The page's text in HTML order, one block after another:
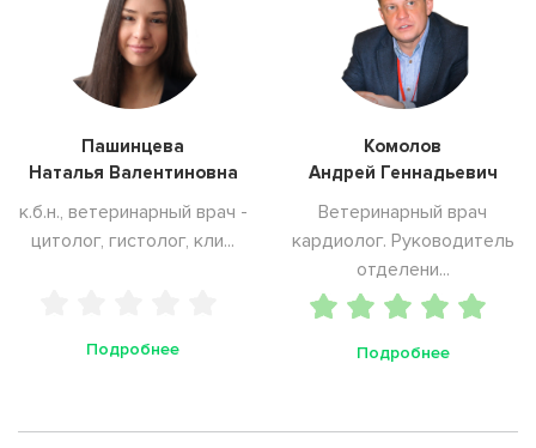
Пашинцева
Наталья Валентиновна
к.б.н., ветеринарный врач -
цитолог, гистолог, кли...
Подробнее
Комолов
Андрей Геннадьевич
Ветеринарный врач
кардиолог. Руководитель
отделени...
Подробнее